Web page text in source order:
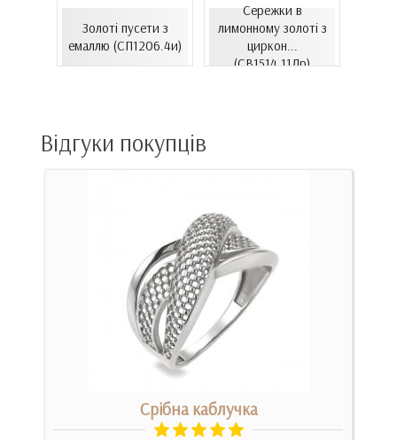
Золоті пусети з
емаллю (СП1206.4и)
Сережки в
лимонному золоті з
циркон...
(СВ1514.11Лр)
Відгуки покупців
Срібна каблучка